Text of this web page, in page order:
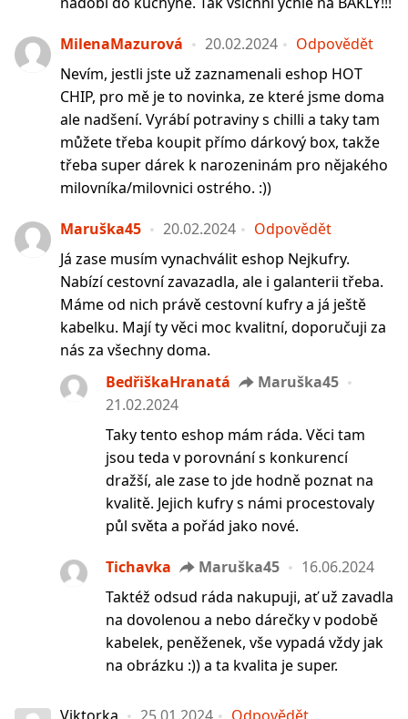
MilenaMazurová 20.02.2024
Odpovědět
Nevím, jestli jste už zaznamenali eshop HOT
CHIP, pro mě je to novinka, ze které jsme doma
ale nadšení. Vyrábí potraviny s chilli a taky tam
můžete třeba koupit přímo dárkový box, takže
třeba super dárek k narozeninám pro nějakého
milovníka/milovnici ostrého. :))
Maruška45 20.02.2024
Odpovědět
Já zase musím vynachválit eshop Nejkufry.
Nabízí cestovní zavazadla, ale i galanterii třeba.
Máme od nich právě cestovní kufry a já ještě
kabelku. Mají ty věci moc kvalitní, doporučuji za
nás za všechny doma.
BedřiškaHranatá
Maruška45
21.02.2024
Taky tento eshop mám ráda. Věci tam
jsou teda v porovnání s konkurencí
dražší, ale zase to jde hodně poznat na
kvalitě. Jejich kufry s námi procestovaly
půl světa a pořád jako nové.
Tichavka Maruška45
16.06.2024
Taktéž odsud ráda nakupuji, ať už zavadla
na dovolenou a nebo dárečky v podobě
kabelek, peněženek, vše vypadá vždy jak
na obrázku :)) a ta kvalita je super.